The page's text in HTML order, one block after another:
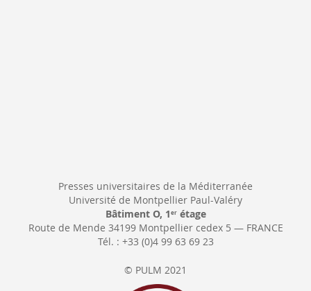
Presses universitaires de la Méditerranée
Université de Montpellier Paul-Valéry
Bâtiment O, 1 erétage
Route de Mende 34199 Montpellier cedex 5 — FRANCE
Tél. : +33 (0)4 99 63 69 23
© PULM 2021